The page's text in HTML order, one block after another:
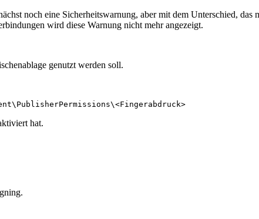
noch eine Sicherheitswarnung, aber mit dem Unterschied,
wird diese Warnung nicht mehr angezeigt.
genutzt werden soll.
hat.